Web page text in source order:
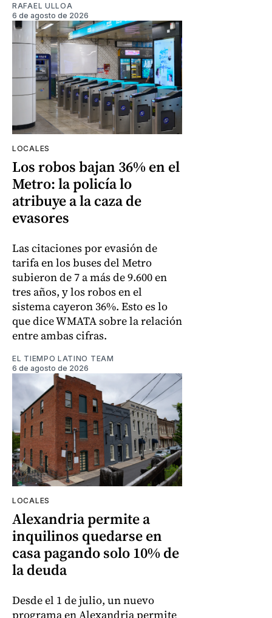
RAFAEL ULLOA
6 de agosto de 2026
LOCALES
Los robos bajan 36% en el
Metro: la policía lo
atribuye a la caza de
evasores
Las citaciones por evasión de
tarifa en los buses del Metro
subieron de 7 a más de 9.600 en
tres años, y los robos en el
sistema cayeron 36%. Esto es lo
que dice WMATA sobre la relación
entre ambas cifras.
EL TIEMPO LATINO TEAM
6 de agosto de 2026
LOCALES
Alexandria permite a
inquilinos quedarse en
casa pagando solo 10% de
la deuda
Desde el 1 de julio, un nuevo
programa en Alexandria permite